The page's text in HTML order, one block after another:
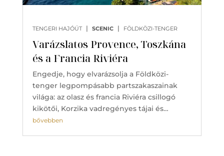
Varázslatos Provence, Toszkána
és a Francia Riviéra
TENGERI HAJÓÚT | SCENIC | FÖLDKÖZI-TENGER
Engedje, hogy elvarázsolja a Földközi-
tenger legpompásabb partszakaszainak
világa: az olasz és francia Riviéra csillogó
kikötői, Korzika vadregényes tájai és…
bővebben